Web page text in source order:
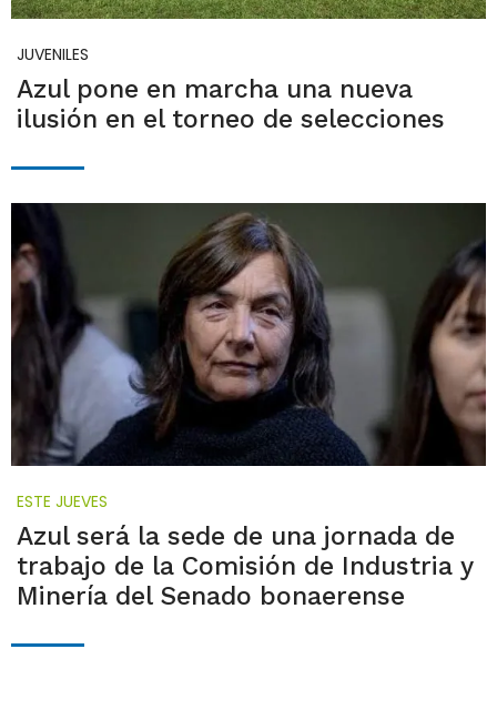
JUVENILES
Azul pone en marcha una nueva
ilusión en el torneo de selecciones
ESTE JUEVES
Azul será la sede de una jornada de
trabajo de la Comisión de Industria y
Minería del Senado bonaerense